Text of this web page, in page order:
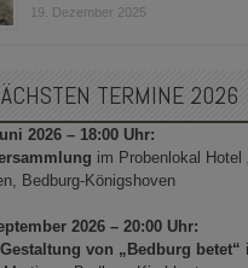
19. Dezember 2025
TERMINE 2026
2026 – 18:00 Uhr:
im Probenlokal Hotel
Bedburg-Königshoven
2026 – 20:00 Uhr:
von „Bedburg betet“